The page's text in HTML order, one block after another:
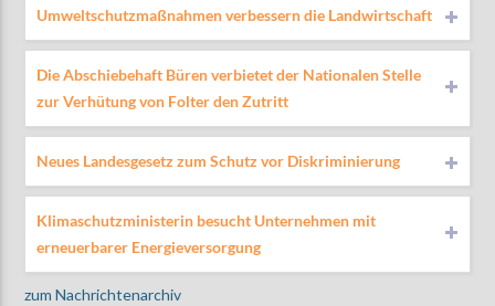
Umweltschutzmaßnahmen verbessern die Landwirtschaft
Die Abschiebehaft Büren verbietet der Nationalen Stelle
zur Verhütung von Folter den Zutritt
Neues Landesgesetz zum Schutz vor Diskriminierung
Klimaschutzministerin besucht Unternehmen mit
erneuerbarer Energieversorgung
zum Nachrichtenarchiv